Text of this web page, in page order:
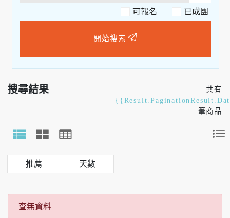
可報名
開始搜索
搜尋結果
共有
筆商品
天數
查無資料